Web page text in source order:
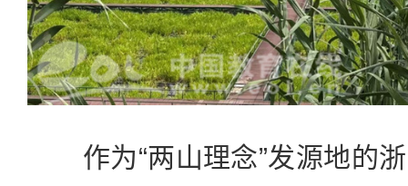
作为“两山理念”发源地的浙